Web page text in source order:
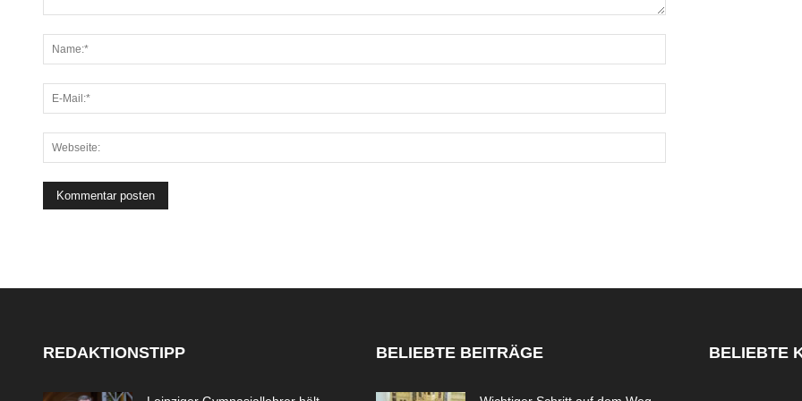
REDAKTIONSTIPP BELIEBTE BEITRÄGE BELIEBTE